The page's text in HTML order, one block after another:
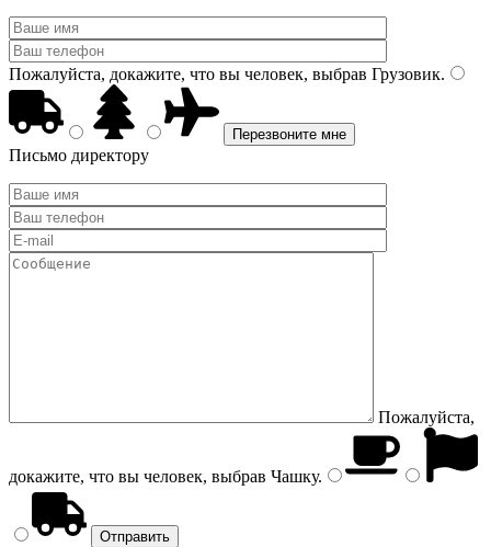
Пожалуйста, докажите, что вы человек, выбрав Грузовик.
Письмо директору
Пожалуйста,
докажите, что вы человек, выбрав Чашку.